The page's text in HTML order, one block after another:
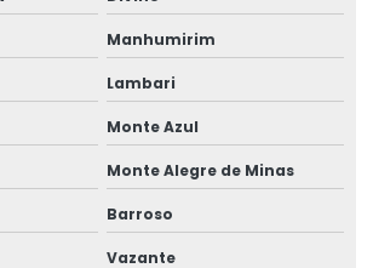
casos de acidente de trabalho
Manhumirim
Lambari
Monte Azul
Monte Alegre de Minas
Barroso
Vazante